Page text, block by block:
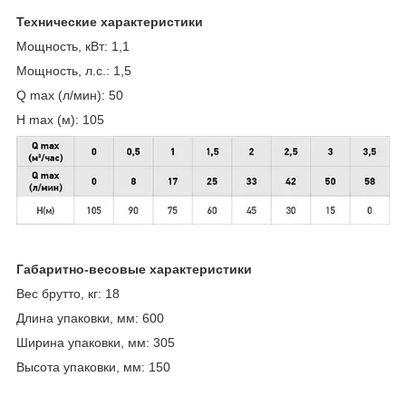
Технические характеристики
Мощность, кВт: 1,1
Мощность, л.с.: 1,5
Q max (л/мин): 50
H max (м): 105
Габаритно-весовые характеристики
Вес брутто, кг: 18
Длина упаковки, мм: 600
Ширина упаковки, мм: 305
Высота упаковки, мм: 150